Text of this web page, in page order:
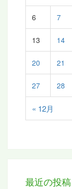
« 12月
6 7
13 14
20 21
27 28
最近の投稿